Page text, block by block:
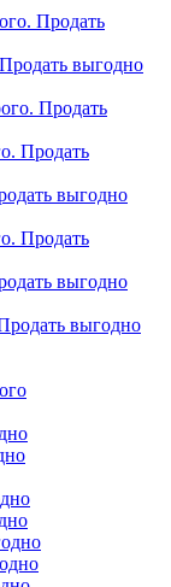
Продать
выгодно
Продать
Продать
выгодно
Продать
выгодно
выгодно